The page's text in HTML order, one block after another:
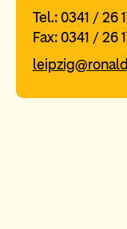
Tel.: 0341 / 26
Fax: 0341 / 26